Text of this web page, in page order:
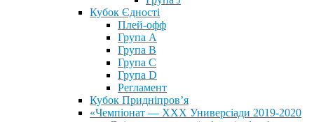
Кубок Єдності
Плей-офф
Група А
Група В
Група С
Група D
Регламент
Кубок Придніпров’я
«Чемпіонат — ХХХ Универсіади 2019-2020